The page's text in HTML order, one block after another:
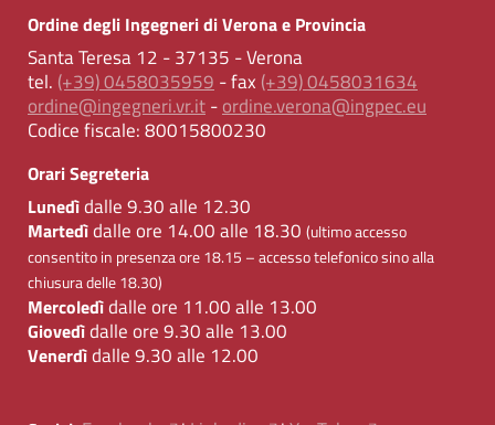
Ordine degli Ingegneri di Verona e Provincia
Santa Teresa 12 - 37135 - Verona
tel. (+39) 0458035959 - fax (+39) 0458031634
ordine@ingegneri.vr.it-ordine.verona@ingpec.eu
Codice fiscale:80015800230
Orari Segreteria
Lunedìdalle 9.30 alle 12.30
Martedìdalle ore 14.00 alle 18.30 (ultimo accesso
consentito in presenza ore 18.15 – accesso telefonico sino alla
chiusura delle 18.30)
Mercoledìdalle ore 11.00 alle 13.00
Giovedìdalle ore 9.30 alle 13.00
Venerdìdalle 9.30 alle 12.00